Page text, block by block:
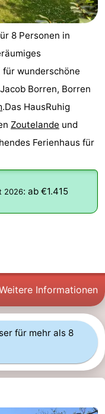
8 Personen in
für wunderschöne
Borren, Borren
.Das HausRuhig
Zoutelande und
Ferienhaus für
2026: ab €1.415
Informationen
für mehr als 8